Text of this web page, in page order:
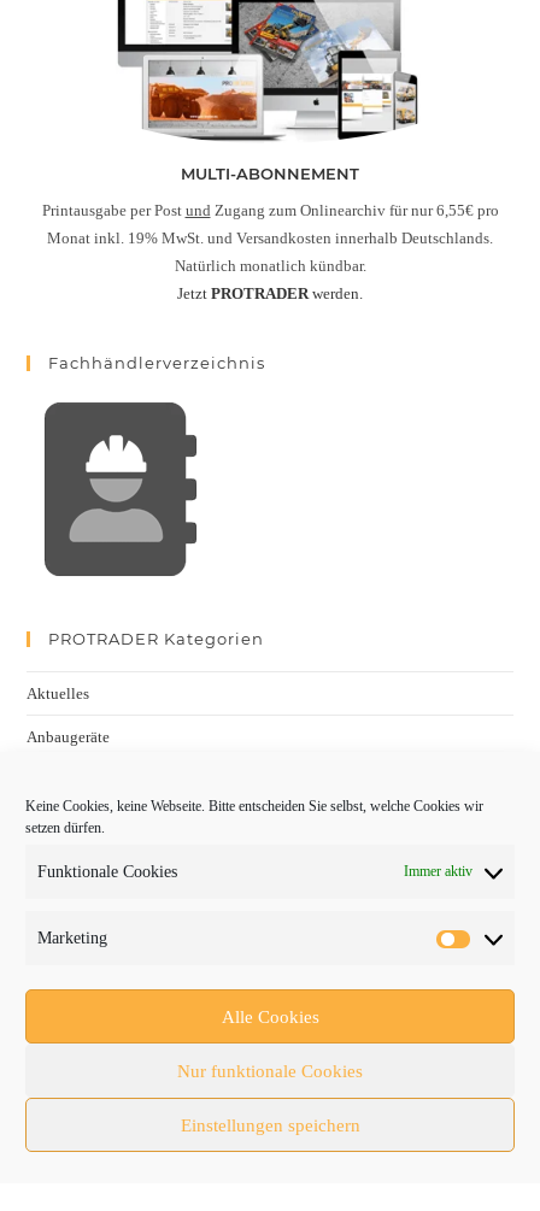
Keine Cookies, keine Webseite. Bitte entscheiden Sie selbst, welche Cookies wir
setzen dürfen.
Funktionale Cookies Immer aktiv
Marketing
Alle Cookies
Nur funktionale Cookies
Einstellungen speichern
MULTI-ABONNEMENT
Printausgabe per Post und Zugang zum Onlinearchiv für nur 6,55€ pro
Monat inkl. 19% MwSt. und Versandkosten innerhalb Deutschlands.
Natürlich monatlich kündbar.
Jetzt PROTRADERwerden.
Fachhändlerverzeichnis
PROTRADER Kategorien
Aktuelles
Anbaugeräte
Baumaschinen
Fachmessen
Newsletter
Newsticker
RATL 2025 | RecyclingAKTIV & TiefbauLIVE